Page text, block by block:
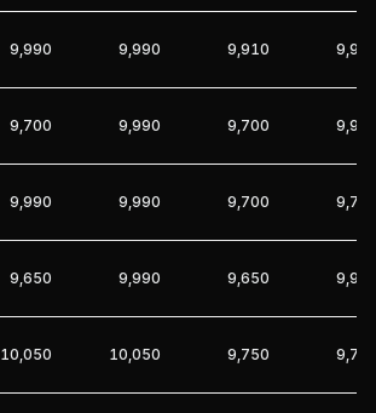
9,990 9,990 9,910
9,700 9,990 9,700
9,990 9,990 9,700
9,650 9,990 9,650
10,050 10,050 9,750